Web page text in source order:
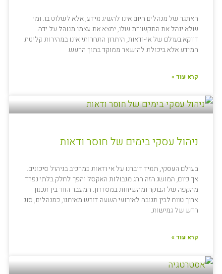
האתגר של מנהלים היום אינו להשיג מידע, אלא לשלוט בו. ומי
שלא ינהל את התקשורת שלו, ימצא את עצמו מנוהל על ידה.
דווקא בעולם של אי-ודאות, היתרון התחרותי אינו במהירות קליטת
המידע אלא ביכולת להישאר ממוקד בתוך הרעש.
קרא עוד »
ניהול עסקי בימים של חוסר ודאות
בעולם העסקי, תמיד דיברנו על אי ודאות כמרכיב בניהול סיכונים.
אך כיום, המושג הזה חרג מגבולות האקסל והפך לחלק בלתי נפרד
מהקפה של הבוקר ומהשיחות במסדרון. המעבר החד בין תכנון
ארוך טווח לבין תגובה לאירועי השעה דורש מאיתנו, כמנהלים, סוג
חדש של גמישות.
קרא עוד »